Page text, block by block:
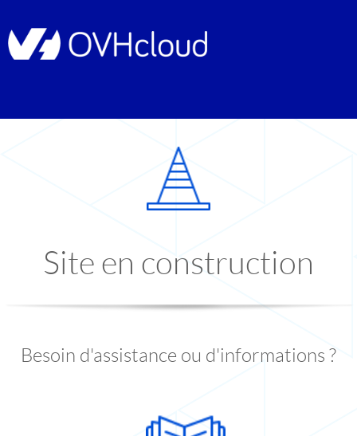
Site en construction
Besoin d'assistance ou d'informations ?